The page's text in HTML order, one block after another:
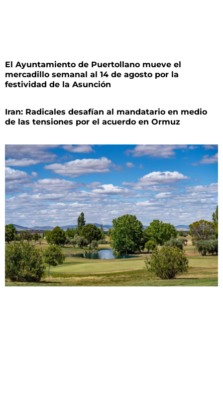
El Ayuntamiento de Puertollano mueve el
mercadillo semanal al 14 de agosto por la
festividad de la Asunción
Iran: Radicales desafían al mandatario en medio
de las tensiones por el acuerdo en Ormuz